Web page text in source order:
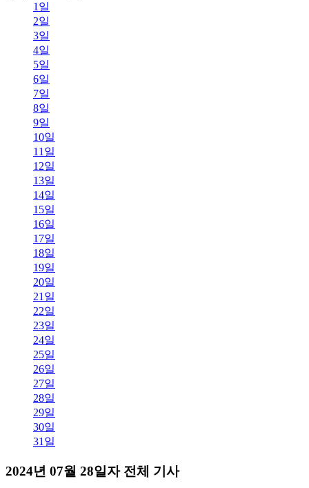
1일
2일
3일
4일
5일
6일
7일
8일
9일
10일
11일
12일
13일
14일
15일
16일
17일
18일
19일
20일
21일
22일
23일
24일
25일
26일
27일
28일
29일
30일
31일
2024년 07월 28일자 전체 기사